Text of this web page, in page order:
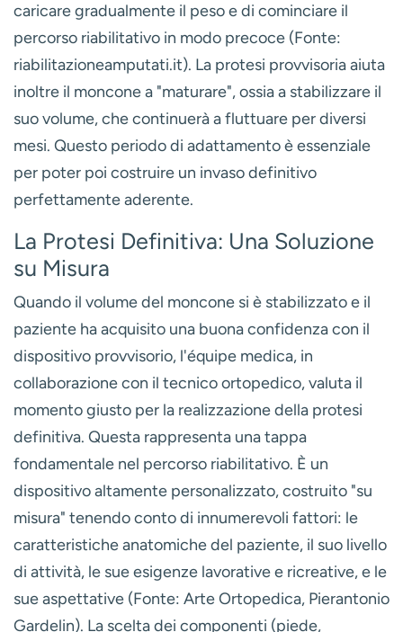
caricare gradualmente il peso e di cominciare il
percorso riabilitativo in modo precoce (Fonte:
riabilitazioneamputati.it). La protesi provvisoria aiuta
inoltre il moncone a "maturare", ossia a stabilizzare il
suo volume, che continuerà a fluttuare per diversi
mesi. Questo periodo di adattamento è essenziale
per poter poi costruire un invaso definitivo
perfettamente aderente.
La Protesi Definitiva: Una Soluzione
su Misura
Quando il volume del moncone si è stabilizzato e il
paziente ha acquisito una buona confidenza con il
dispositivo provvisorio, l'équipe medica, in
collaborazione con il tecnico ortopedico, valuta il
momento giusto per la realizzazione della protesi
definitiva. Questa rappresenta una tappa
fondamentale nel percorso riabilitativo. È un
dispositivo altamente personalizzato, costruito "su
misura" tenendo conto di innumerevoli fattori: le
caratteristiche anatomiche del paziente, il suo livello
di attività, le sue esigenze lavorative e ricreative, e le
sue aspettative (Fonte: Arte Ortopedica, Pierantonio
Gardelin). La scelta dei componenti (piede,